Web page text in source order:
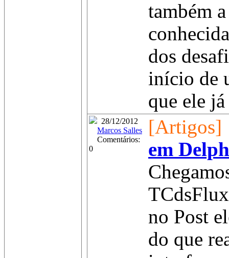
também
dos
início de
que ele
28/12/2012
Marcos Salles
Comentários:
0
[Artigos]
em
no Post
do que